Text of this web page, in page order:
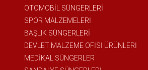
OTOMOBİL SÜNGERLERİ
SPOR MALZEMELERİ
BAŞLIK SÜNGERLERİ
DEVLET MALZEME OFİSİ ÜRÜNLERİ
MEDİKAL SÜNGERLER